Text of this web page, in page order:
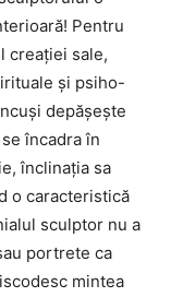
Pentru
creaţiei sale,
şi psiho-
depăşeşte
încadra în
înclinaţia sa
o caracteristică
sculptor nu a
portrete ca
mintea